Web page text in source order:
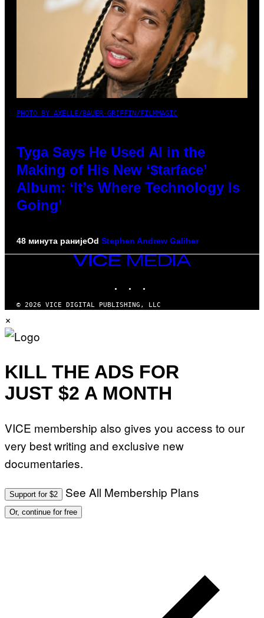
PHOTO BY AXELLE/BAUER-GRIFFIN/FILMMAGIC
Tyga Says He Used AI in the
Making of His New ‘$tarface’
Album: ‘It’s Where Technology Is
Going’
48 минута ранијеOd Stephen Andrew Galiher
VICE
MEDIA
© 2026 VICE DIGITAL PUBLISHING, LLC
×
KILL THE ADS FOR
JUST $2 A MONTH
VICE membership also gives you access to our
very best writing and exclusive new
documentaries.
Support for $2 See All Membership Plans
Or, continue for free